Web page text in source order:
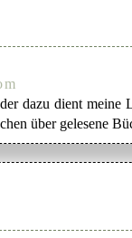
dazu dient meine
über gelesene